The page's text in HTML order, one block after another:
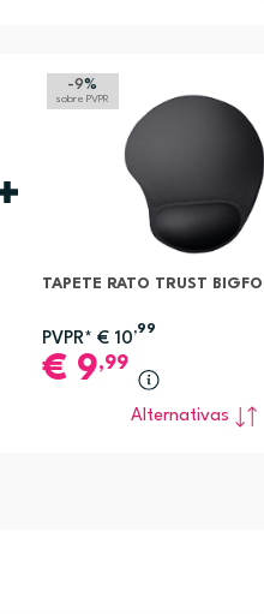
-9%
sobre PVPR
TAPETE RATO TRUST
PVPR* € 10
,99
€ 9,99
Alternativas